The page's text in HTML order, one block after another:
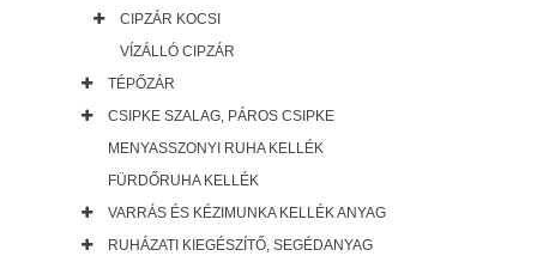
CIPZÁR KOCSI
VÍZÁLLÓ CIPZÁR
TÉPŐZÁR
CSIPKE SZALAG, PÁROS CSIPKE
MENYASSZONYI RUHA KELLÉK
FÜRDŐRUHA KELLÉK
VARRÁS ÉS KÉZIMUNKA KELLÉK ANYAG
RUHÁZATI KIEGÉSZÍTŐ, SEGÉDANYAG